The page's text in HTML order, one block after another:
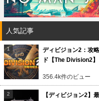
人気記事
ディビジョン2：攻
ド【The Division2】
356.4k件のビュー
【ディビジョン2】